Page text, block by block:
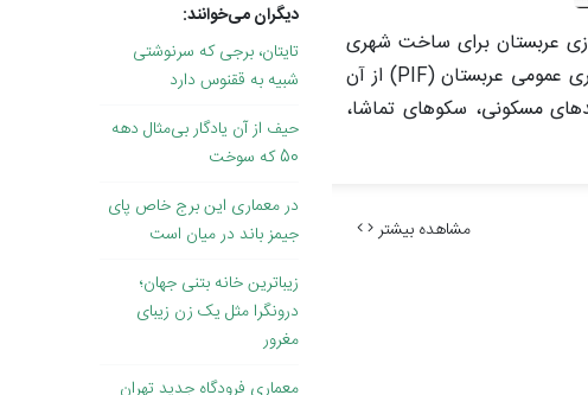
عربستان برای ساخت شهری
آینده‌نگرانه و مرکز تجاری جهانی است. هزینه ساخت این برج حدود ۵ میلیارد دلار تخمین زده شده و صندوق سرمایه‌گذاری عمومی عربستان (PIF) از آن
مسکونی، سکو‌های تماشا،
مشاهده بیشتر
دیگران می‌خوانند:
تایتان، برجی که سرنوشتی
شبیه به ققنوس دارد
حیف از آن یادگار بی‌مثال دهه
50 که سوخت
در معماری این برج خاص پای
جیمز باند در میان است
زیباترین خانه بتنی جهان؛
درونگرا مثل یک زن زیبای
مغرور